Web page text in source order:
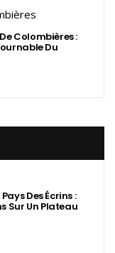
Colombières :
Du
Des Écrins :
Sur Un Plateau